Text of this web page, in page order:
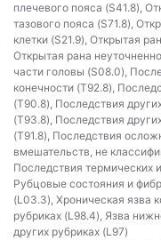
плечевого пояса (S41.8),
тазового пояса (S71.8),
клетки (S21.9), Открытая
Открытая рана
части головы (S08.0),
конечности (T92.8),
(T90.8), Последствия
(T93.8), Последствия
(T91.8), Последствия
вмешательств, не
Последствия термических
Рубцовые состояния и
(L03.3), Хроническая язва
рубриках (L98.4), Язва
других рубриках (L97)